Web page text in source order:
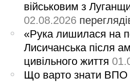
військовим з
02.08.2026
«Рука лишилася на
Лисичанська після
цивільного життя
Що варто знати ВПО